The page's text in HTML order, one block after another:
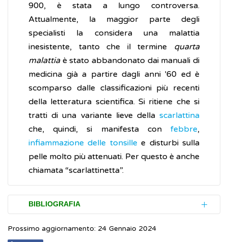
900, è stata a lungo controversa.
Attualmente, la maggior parte degli
specialisti la considera una malattia
inesistente, tanto che il termine quarta
malattiaè stato abbandonato dai manuali di
medicina già a partire dagli anni '60 ed è
scomparso dalle classificazioni più recenti
della letteratura scientifica. Si ritiene che si
tratti di una variante lieve della scarlattina
che, quindi, si manifesta con febbre,
infiammazione delle tonsille e disturbi sulla
pelle molto più attenuati. Per questo è anche
chiamata “scarlattinetta”.
BIBLIOGRAFIA
Weisse ME. The fourth disease, 1900-2000
Prossimo aggiornamento: 24 Gennaio 2024